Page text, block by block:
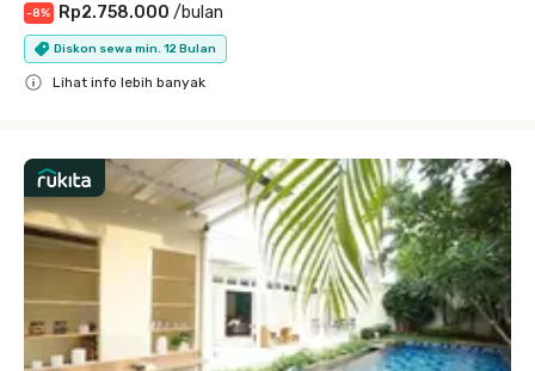
-8% Rp2.758.000 /bulan
Diskon sewa min. 12 Bulan
Lihat info lebih banyak